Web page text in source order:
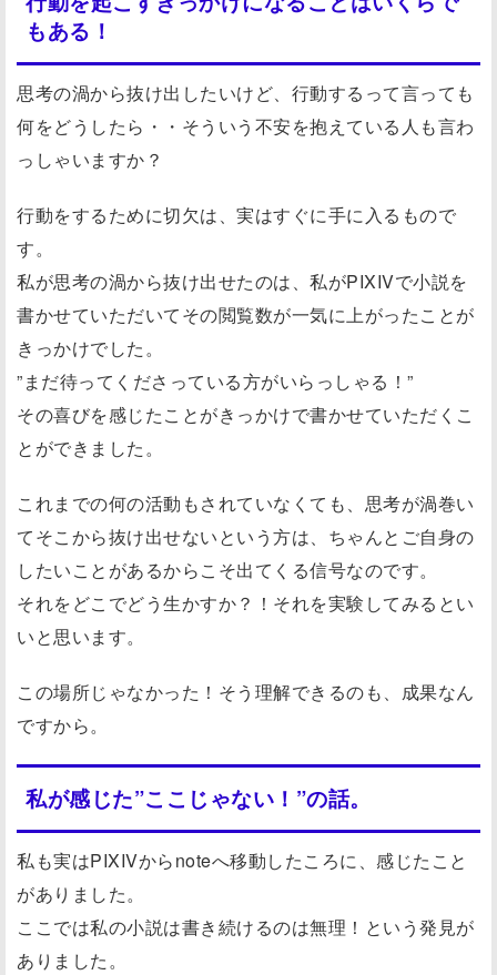
もある！
思考の渦から抜け出したいけど、行動するって言っても
何をどうしたら・・そういう不安を抱えている人も言わ
っしゃいますか？
行動をするために切欠は、実はすぐに手に入るもので
す。
私が思考の渦から抜け出せたのは、私がPIXIVで小説を
書かせていただいてその閲覧数が一気に上がったことが
きっかけでした。
”まだ待ってくださっている方がいらっしゃる！”
その喜びを感じたことがきっかけで書かせていただくこ
とができました。
これまでの何の活動もされていなくても、思考が渦巻い
てそこから抜け出せないという方は、ちゃんとご自身の
したいことがあるからこそ出てくる信号なのです。
それをどこでどう生かすか？！それを実験してみるとい
いと思います。
この場所じゃなかった！そう理解できるのも、成果なん
ですから。
私が感じた”ここじゃない！”の話。
私も実はPIXIVからnoteへ移動したころに、感じたこと
がありました。
ここでは私の小説は書き続けるのは無理！という発見が
ありました。